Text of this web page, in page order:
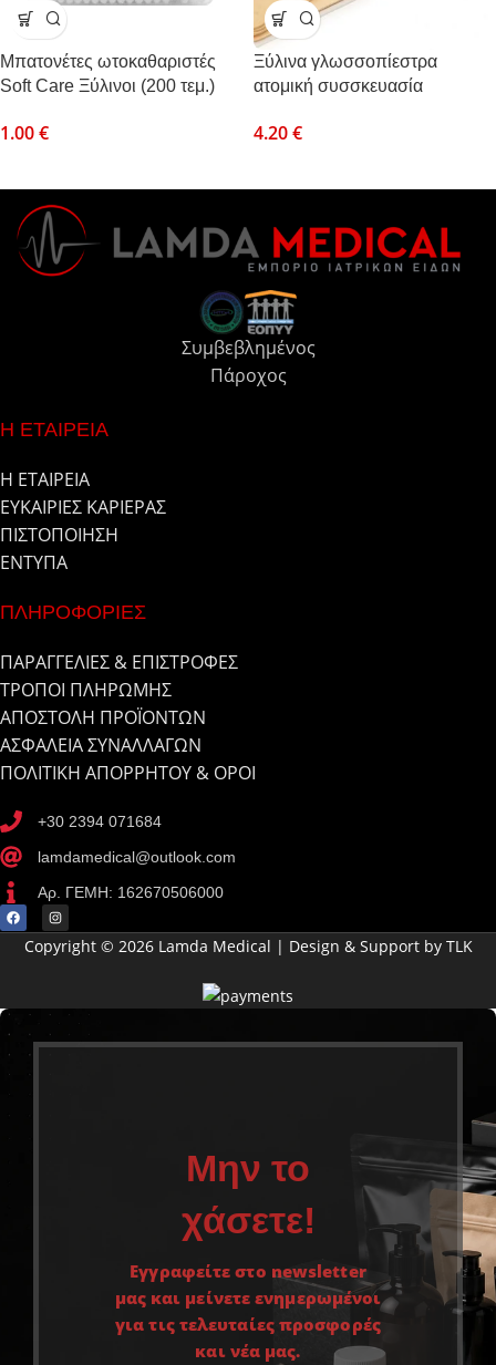
Μπατονέτες ωτοκαθαριστές
Soft Care Ξύλινοι (200 τεμ.)
1.00€
Ξύλινα γλωσσοπίεστρα
ατομική συσσκευασία
4.20€
Συμβεβλημένος
Πάροχος
Η ΕΤΑΙΡΕΙΑ
Η ΕΤΑΙΡΕΙΑ
ΕΥΚΑΙΡΙΕΣ ΚΑΡΙΕΡΑΣ
ΠΙΣΤΟΠΟΙΗΣΗ
ΕΝΤΥΠΑ
ΠΛΗΡΟΦΟΡΙΕΣ
ΠΑΡΑΓΓΕΛΙΕΣ & ΕΠΙΣΤΡΟΦΕΣ
ΤΡΟΠΟΙ ΠΛΗΡΩΜΗΣ
ΑΠΟΣΤΟΛΗ ΠΡΟΪΟΝΤΩΝ
ΑΣΦΑΛΕΙΑ ΣΥΝΑΛΛΑΓΩΝ
ΠΟΛΙΤΙΚΗ ΑΠΟΡΡΗΤΟΥ & ΟΡΟΙ
+30 2394 071684
lamdamedical@outlook.com
Αρ. ΓΕΜΗ: 162670506000
Copyright © 2026 Lamda Medical | Design & Support by TLK
Μην το
χάσετε!
Εγγραφείτε στο newsletter
μας και μείνετε ενημερωμένοι
για τις τελευταίες προσφορές
και νέα μας.